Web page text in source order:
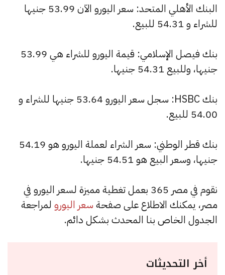
البنك الأهلي المتحد: سعر اليورو الآن 53.99 جنيها
للشراء و 54.31 للبيع.
بنك فيصل الإسلامي: قيمة اليورو للشراء هي 53.99
جنيها، وللبيع 54.31 جنيها.
بنك HSBC: سجل سعر اليورو 53.64 جنيها للشراء و
54.00 للبيع.
بنك قطر الوطني: سعر الشراء لعملة اليورو هو 54.19
جنيها، وسعر البيع هو 54.51 جنيها.
نقوم في مصر 365 بعمل تغطية مميزة لسعر اليورو في
مصر، يمكنك الاطلاع على صفحة سعر اليورو لمراجعة
الجدول الخاص بنا المحدث بشكل دائم.
أخر التحديثات